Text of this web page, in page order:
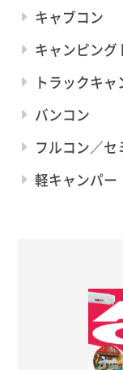
キャブコン
キャンピング
トラックキャ
バンコン
フルコン／
軽キャンパー